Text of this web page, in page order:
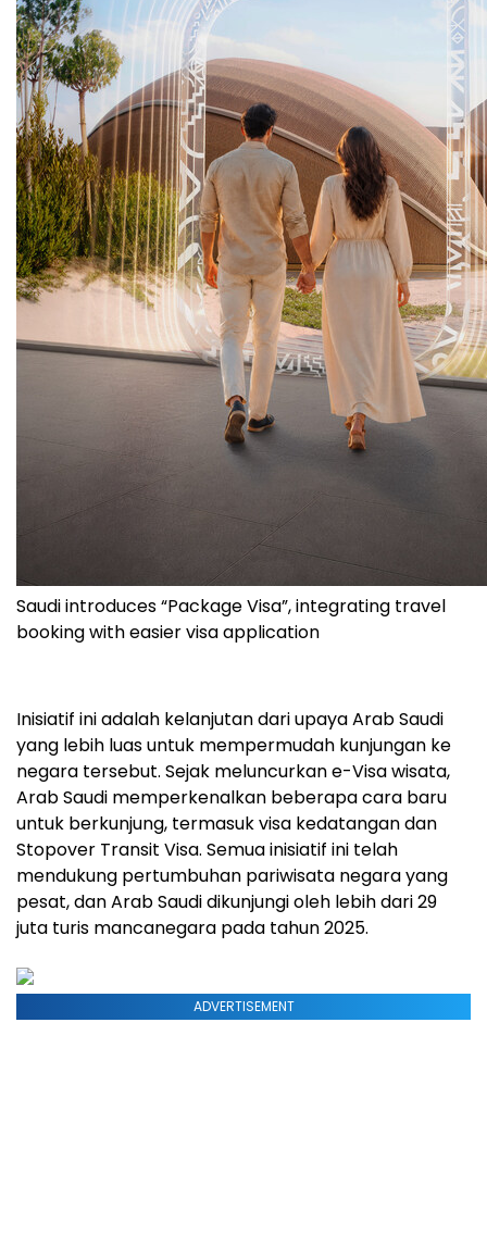
Saudi introduces “Package Visa”, integrating travel
booking with easier visa application
Inisiatif ini adalah kelanjutan dari upaya Arab Saudi
yang lebih luas untuk mempermudah kunjungan ke
negara tersebut. Sejak meluncurkan e-Visa wisata,
Arab Saudi memperkenalkan beberapa cara baru
untuk berkunjung, termasuk visa kedatangan dan
Stopover Transit Visa. Semua inisiatif ini telah
mendukung pertumbuhan pariwisata negara yang
pesat, dan Arab Saudi dikunjungi oleh lebih dari 29
juta turis mancanegara pada tahun 2025.
ADVERTISEMENT